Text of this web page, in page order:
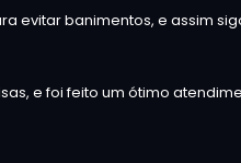
evitar banimentos, e assim
e foi feito um ótimo